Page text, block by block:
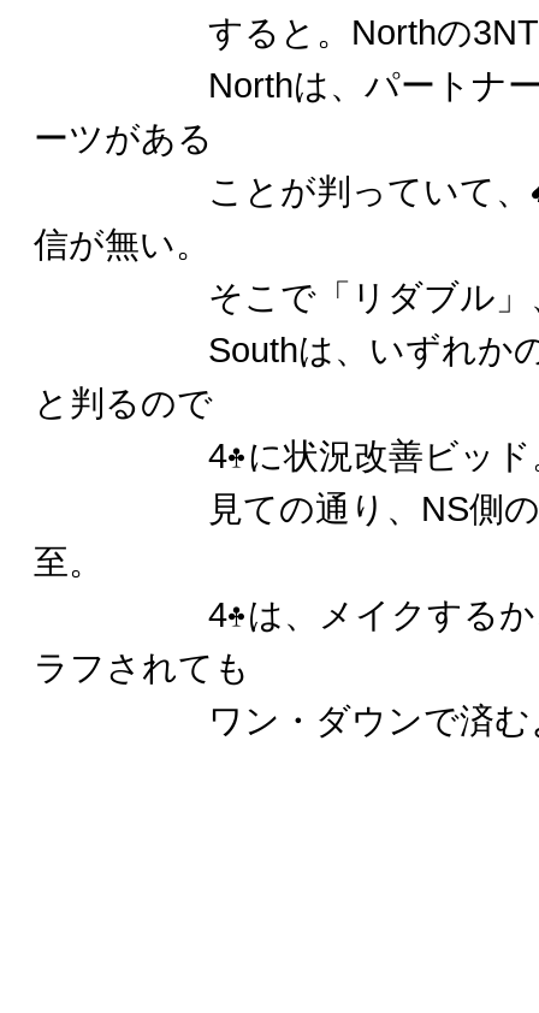
すると。Northの3NTが
Northは、パートナーに
ーツがある
ことが判っていて、
信が無い。
そこで「リダブル」、
Southは、いずれかのマ
と判るので
4 に状況改善ビッ
見ての通り、NS側の
至。
4 は、メイクする
ラフされても
ワン・ダウンで済むよ